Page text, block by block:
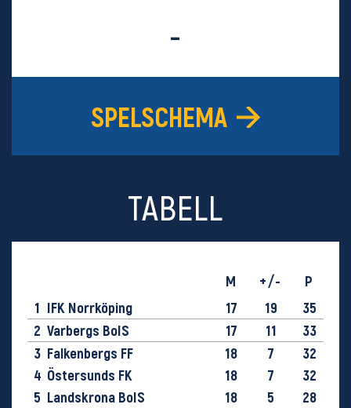
-
SPELSCHEMA
TABELL
M +/-
P
1 IFK Norrköping 17 19
35
2 Varbergs BoIS 17 11
33
3 Falkenbergs FF 18 7
32
4 Östersunds FK 18 7
32
5 Landskrona BoIS 18 5
28